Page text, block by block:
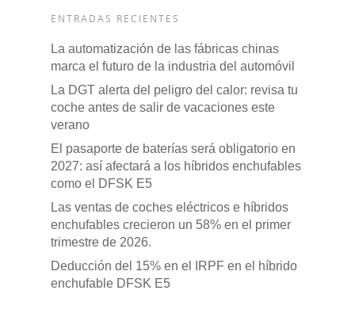
ENTRADAS RECIENTES
La automatización de las fábricas chinas
marca el futuro de la industria del automóvil
La DGT alerta del peligro del calor: revisa tu
coche antes de salir de vacaciones este
verano
El pasaporte de baterías será obligatorio en
2027: así afectará a los híbridos enchufables
como el DFSK E5
Las ventas de coches eléctricos e híbridos
enchufables crecieron un 58% en el primer
trimestre de 2026.
Deducción del 15% en el IRPF en el híbrido
enchufable DFSK E5